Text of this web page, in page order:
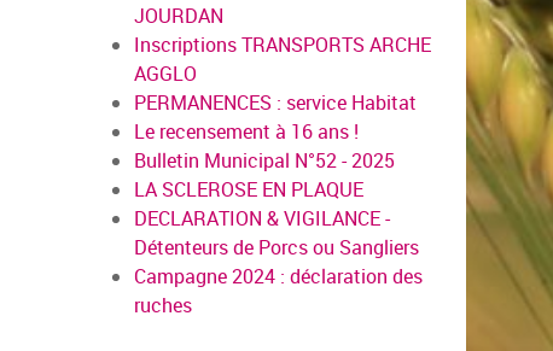
JOURDAN
Inscriptions TRANSPORTS ARCHE
AGGLO
PERMANENCES : service Habitat
Le recensement à 16 ans !
Bulletin Municipal N°52 - 2025
LA SCLEROSE EN PLAQUE
DECLARATION & VIGILANCE -
Détenteurs de Porcs ou Sangliers
Campagne 2024 : déclaration des
ruches